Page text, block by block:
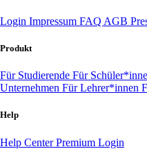
Login Impressum FAQ AGB
Produkt
Für Studierende Für
Unternehmen Für Lehrer*innen
Help
Help CenterPremium Login